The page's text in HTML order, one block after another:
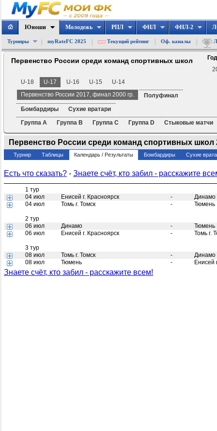
Юноши
Турниры myRateFC 2025 Текущий рейтинг Оф. каналы
Молодежь РПЛ ФНЛ ФНЛ-2
Первенство России среди команд спортивных школ
U-18
U-17 U-16 U-15
U-14
Первенство России 2017, финал 2000 гр.
Полуфинал
Бомбардиры
Сухие вратари
Группа A
Группа B Группа C Группа D Стыковые матчи
Первенство России среди команд спортивных школ
Турнир Таблицы Календарь / Результаты Бомбардиры Сухие
Есть что сказать? - Знаете счёт, кто забил - расскажите
1 тур
04 июл
Енисей г. Красноярск -
Динамо
04 июл
Томь г. Томск - Тюмень
2 тур
06 июл
Динамо -
Тюмень
06 июл
Енисей г. Красноярск - Томь г.
3 тур
08 июл
Томь г. Томск -
Динамо
08 июл
Тюмень - Енисей
Знаете счёт, кто забил - расскажите всем!